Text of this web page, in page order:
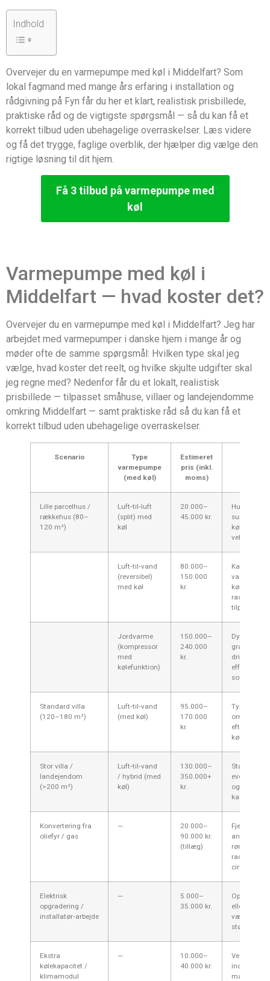
Indhold
Overvejer du en varmepumpe med køl i Middelfart? Som
lokal fagmand med mange års erfaring i installation og
rådgivning på Fyn får du her et klart, realistisk prisbillede,
praktiske råd og de vigtigste spørgsmål — så du kan få et
korrekt tilbud uden ubehagelige overraskelser. Læs videre
og få det trygge, faglige overblik, der hjælper dig vælge den
rigtige løsning til dit hjem.
Få 3 tilbud på varmepumpe med
køl
Varmepumpe med køl i
Middelfart — hvad koster det?
Overvejer du en varmepumpe med køl i Middelfart? Jeg har
arbejdet med varmepumper i danske hjem i mange år og
møder ofte de samme spørgsmål: Hvilken type skal jeg
vælge, hvad koster det reelt, og hvilke skjulte udgifter skal
jeg regne med? Nedenfor får du et lokalt, realistisk
prisbillede — tilpasset småhuse, villaer og landejendomme
omkring Middelfart — samt praktiske råd så du kan få et
korrekt tilbud uden ubehagelige overraskelser.
Scenario
Type
varmepumpe
(med køl)
Estimeret
pris (inkl.
moms)
Lille parcelhus /
rækkehus (80–
120 m²)
Luft‑til‑luft
(split) med
køl
20.000–
45.000 kr.
Hurtig og
køling.
Luft‑til‑vand
(reversibel)
med køl
80.000–
150.000
kr.
Kan være
varmekilde
køling;
radiator/
tilpasning.
Jordvarme
(kompressor
med
kølefunktion)
150.000–
240.000
kr.
Dyrere
drift og
effektiv
Standard villa
(120–180 m²)
Luft‑til‑vand
(med køl)
95.000–
170.000
kr.
Typisk
området —
efter
kølebehov.
Stor villa /
landejendom
(>200 m²)
Luft‑til‑vand
/ hybrid (med
køl)
130.000–
350.000+
kr.
Større
eventuel
og større
kan være
Konvertering fra
oliefyr / gas
—
20.000–
90.000 kr.
(tillæg)
Fjernelse
anlæg,
rørføring,
radiatorer
Elektrisk
opgradering /
installatør‑arbejde
—
5.000–
35.000 kr.
eller nye
være
større
Ekstra
kølekapacitet /
klimamodul
—
10.000–
40.000 kr.
Ved behov
indendørs
mange